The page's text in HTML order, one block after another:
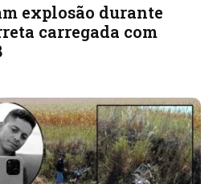
explosão durante
carregada com